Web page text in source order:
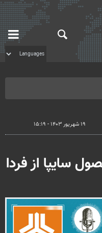
۱۹ شهریور ۱۴۰۳ - ۱۵:۱۹
۳ محصول سایپا از فردا